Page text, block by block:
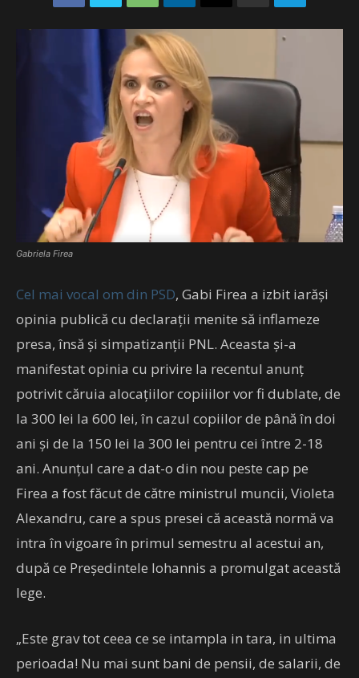
Gabriela Firea
Cel mai vocal om din PSD, Gabi Firea a izbit iarăși
opinia publică cu declarații menite să inflameze
presa, însă și simpatizanții PNL. Aceasta și-a
manifestat opinia cu privire la recentul anunț
potrivit căruia alocațiilor copiiilor vor fi dublate, de
la 300 lei la 600 lei, în cazul copiilor de până în doi
ani și de la 150 lei la 300 lei pentru cei între 2-18
ani. Anunțul care a dat-o din nou peste cap pe
Firea a fost făcut de către ministrul muncii, Violeta
Alexandru, care a spus presei că această normă va
intra în vigoare în primul semestru al acestui an,
după ce Președintele Iohannis a promulgat această
lege.
„Este grav tot ceea ce se intampla in tara, in ultima
perioada! Nu mai sunt bani de pensii, de salarii, de